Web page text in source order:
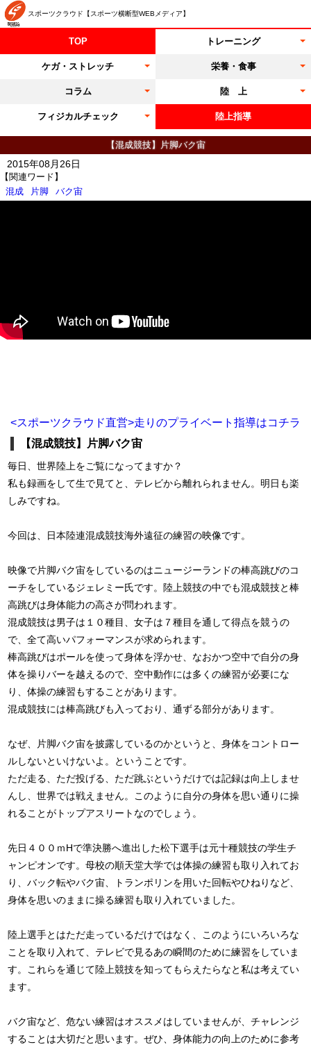
スポーツクラウド【スポーツ横断型WEBメディア】
TOP トレーニング
ケガ・ストレッチ 栄養・食事
コラム 陸 上
フィジカルチェック 陸上指導
【混成競技】片脚バク宙
【関連ワード】
混成
片脚 バク宙
2015年08月26日
<スポーツクラウド直営>走りのプライベート指導はコチラ
【混成競技】片脚バク宙
毎日、世界陸上をご覧になってますか？
私も録画をして生で見てと、テレビから離れられません。明日も楽
しみですね。
今回は、日本陸連混成競技海外遠征の練習の映像です。
映像で片脚バク宙をしているのはニュージーランドの棒高跳びのコ
ーチをしているジェレミー氏です。陸上競技の中でも混成競技と棒
高跳びは身体能力の高さが問われます。
混成競技は男子は１０種目、女子は７種目を通して得点を競うの
で、全て高いパフォーマンスが求められます。
棒高跳びはポールを使って身体を浮かせ、なおかつ空中で自分の身
体を操りバーを越えるので、空中動作には多くの練習が必要にな
り、体操の練習もすることがあります。
混成競技には棒高跳びも入っており、通ずる部分があります。
なぜ、片脚バク宙を披露しているのかというと、身体をコントロー
ルしないといけないよ。ということです。
ただ走る、ただ投げる、ただ跳ぶというだけでは記録は向上しませ
んし、世界では戦えません。このように自分の身体を思い通りに操
れることがトップアスリートなのでしょう。
先日４００ｍHで準決勝へ進出した松下選手は元十種競技の学生チ
ャンピオンです。母校の順天堂大学では体操の練習も取り入れてお
り、バック転やバク宙、トランポリンを用いた回転やひねりなど、
身体を思いのままに操る練習も取り入れていました。
陸上選手とはただ走っているだけではなく、このようにいろいろな
ことを取り入れて、テレビで見るあの瞬間のために練習をしていま
す。これらを通じて陸上競技を知ってもらえたらなと私は考えてい
ます。
バク宙など、危ない練習はオススメはしていませんが、チャレンジ
することは大切だと思います。ぜひ、身体能力の向上のために参考